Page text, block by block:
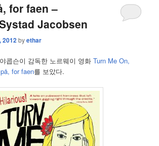
for faen –
Jacobsen
2012byethar
콥슨이 감독한 노르웨이 영화Turn Me On,
for faen를 보았다.